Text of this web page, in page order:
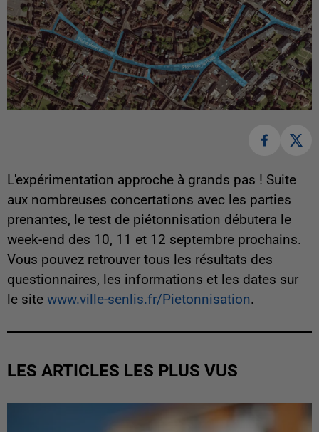
L'expérimentation approche à grands pas ! Suite
aux nombreuses concertations avec les parties
prenantes, le test de piétonnisation débutera le
week-end des 10, 11 et 12 septembre prochains.
Vous pouvez retrouver tous les résultats des
questionnaires, les informations et les dates sur
le site www.ville-senlis.fr/Pietonnisation.
LES ARTICLES LES PLUS VUS